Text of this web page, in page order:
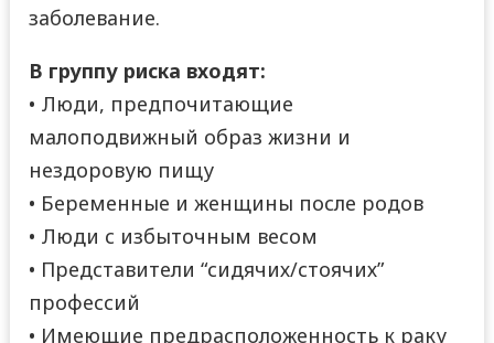
заболевание.
В группу риска входят:
• Люди, предпочитающие
малоподвижный образ жизни и
нездоровую пищу
• Беременные и женщины после родов
• Люди с избыточным весом
• Представители “сидячих/стоячих”
профессий
• Имеющие предрасположенность к раку